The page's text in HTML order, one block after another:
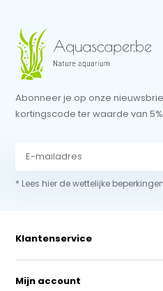
Abonneer je op onze
kortingscode ter waarde van
* Lees hier de wettelijke beperkingen
Klantenservice
Mijn account